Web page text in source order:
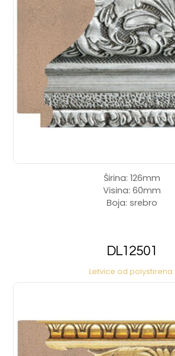
Širina: 126mm
Visina: 60mm
Boja: srebro
DL12501
Letvice od polystirena